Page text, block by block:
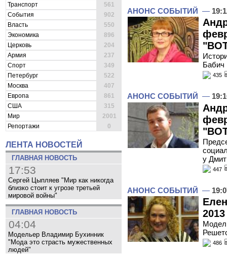
Транспорт
561
События
902
Власть
550
Экономика
896
Церковь
204
Армия
237
Спорт
349
Петербург
522
Москва
407
Европа
861
США
315
Мир
2001
Репортажи
0
ЛЕНТА НОВОСТЕЙ
ГЛАВНАЯ НОВОСТЬ
17:53
Сергей Цыпляев "Мир как никогда
близко стоит к угрозе третьей
мировой войны"
ГЛАВНАЯ НОВОСТЬ
04:04
Модельер Владимир Бухинник
"Мода это страсть мужественных
людей"
АНОНС СОБЫТИЙ —
Бабич
435
АНОНС СОБЫТИЙ —
у
447
АНОНС СОБЫТИЙ —
486